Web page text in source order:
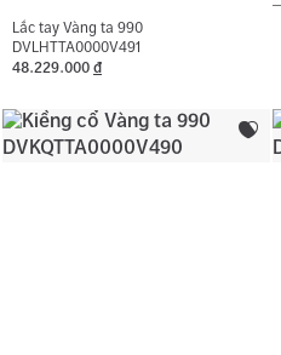
Lắc tay Vàng ta 990
DVLHTTA0000V491
48.229.000 đ